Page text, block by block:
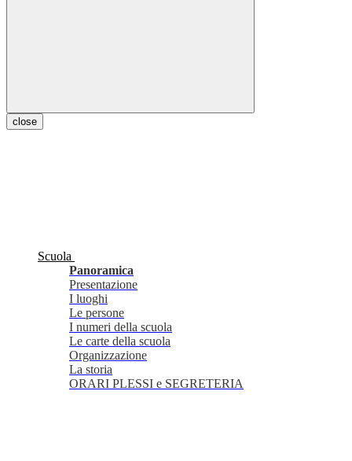
close
Scuola
Panoramica
Presentazione
I luoghi
Le persone
I numeri della scuola
Le carte della scuola
Organizzazione
La storia
ORARI PLESSI e SEGRETERIA